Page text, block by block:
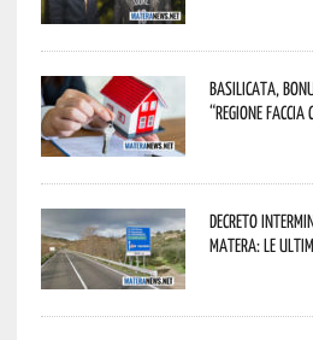
Basilicata,
“Regione
Decreto
Matera: le